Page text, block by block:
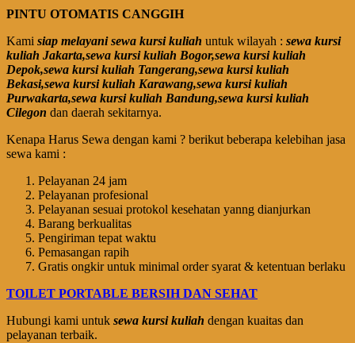
PINTU OTOMATIS CANGGIH
Kami siap melayani sewa kursi kuliah untuk wilayah : sewa kursi
kuliah Jakarta,sewa kursi kuliah Bogor,sewa kursi kuliah
Depok,sewa kursi kuliah Tangerang,sewa kursi kuliah
Bekasi,sewa kursi kuliah Karawang,sewa kursi kuliah
Purwakarta,sewa kursi kuliah Bandung,sewa kursi kuliah
Cilegon dan daerah sekitarnya.
Kenapa Harus Sewa dengan kami ? berikut beberapa kelebihan jasa
sewa kami :
Pelayanan 24 jam
Pelayanan profesional
Pelayanan sesuai protokol kesehatan yanng dianjurkan
Barang berkualitas
Pengiriman tepat waktu
Pemasangan rapih
Gratis ongkir untuk minimal order syarat & ketentuan berlaku
TOILET PORTABLE BERSIH DAN SEHAT
Hubungi kami untuk sewa kursi kuliah dengan kuaitas dan
pelayanan terbaik.